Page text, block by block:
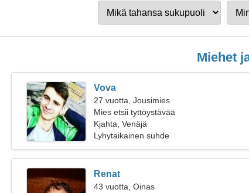
Miehet
Vova
27 vuotta, Jousimies
Mies etsii tyttöystävää
Kjahta, Venäjä
Lyhytaikainen suhde
Renat
43 vuotta, Oinas